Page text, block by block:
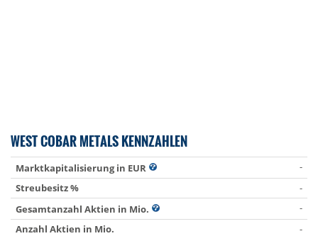
WEST COBAR METALS KENNZAHLEN
Marktkapitalisierung in EUR
-
Streubesitz %
-
Gesamtanzahl Aktien in Mio.
-
Anzahl Aktien in Mio.
-